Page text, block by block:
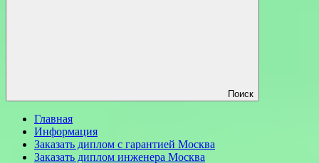
Поиск
Главная
Информация
Заказать диплом с гарантией Москва
Заказать диплом инженера Москва